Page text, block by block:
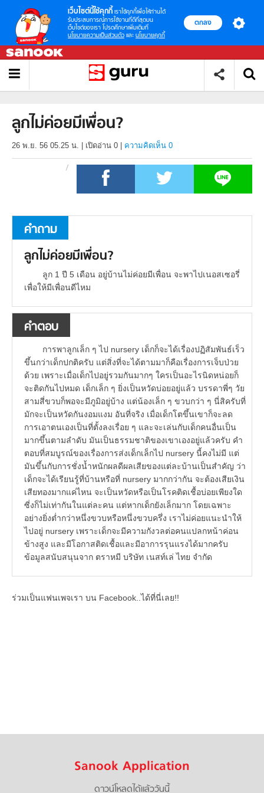
เว็บไซต์นี้ใช้คุกกี้ เราใช้คุกกี้เพื่อให้ท่านได้
รับประสบการณ์การใช้งานที่ดีที่สุดบน
เว็บไซต์ของเรา โปรดศึกษาเพิ่มเติมที่
นโยบายความเป็นส่วนตัว และ นโยบายคุกกี้
ตกลง
ลูกไม่ค่อยมีเพื่อน?
26 พ.ย. 56 05.25 น. เปิดอ่าน 0 ความคิดเห็น 0
คำถาม
ลูกไม่ค่อยมีเพื่อน?
ลูก 1 ปี 5 เดือน อยู่บ้านไม่ค่อยมีเพื่อน จะพาไปเนอสเซอรี่
เพื่อให้มีเพื่อนดีไหม
คำตอบ
การพาลูกเล็ก ๆ ไป nursery เด็กก็จะได้เรื่องปฏิสัมพันธ์เร็ว
ขึ้นกว่าเด็กปกติครับ แต่สิ่งที่จะได้ตามมาก็คือเรื่องการเจ็บป่วย
ด้วย เพราะเมื่อเด็กไปอยู่รวมกันมากๆ ใครเป็นอะไรนิดหน่อยก็
จะติดกันไปหมด เด็กเล็ก ๆ ยิ่งเป็นหวัดบ่อยอยู่แล้ว บรรดาพี่ๆ วัย
สามสี่ขวบก็พอจะมีภูมิอยู่บ้าง แต่น้องเล็ก ๆ ขวบกว่า ๆ นี่สิครับที่
มักจะเป็นหวัดกันงอมแงม อันที่จริง เมื่อเด็กโตขึ้นเขาก็จะลด
การเอาตนเองเป็นที่ตั้งลงเรื่อย ๆ และจะเล่นกับเด็กคนอื่นเป็น
มากขึ้นตามลำดับ มันเป็นธรรมชาติของเขาเองอยู่แล้วครับ คำ
ตอบที่สมบูรณ์ของเรื่องการส่งเด็กเล็กไป nursery นี้คงไม่มี แต่
มันขึ้นกับการชั่งน้ำหนักผลดีผลเสียของแต่ละบ้านเป็นสำคัญ ว่า
เด็กจะได้เรียนรู้ที่บ้านหรือที่ nursery มากกว่ากัน จะต้องเสียเงิน
เสียทองมากแค่ไหน จะเป็นหวัดหรือเป็นโรคติดเชื้อบ่อยเพียงใด
ซี่งก็ไม่เท่ากันในแต่ละคน แต่หากเด็กยังเล็กมาก โดยเฉพาะ
อย่างยิ่งต่ำกว่าหนึ่งขวบหรือหนึ่งขวบครึ่ง เราไม่ค่อยแนะนำให้
ไปอยู่ nursery เพราะเด็กจะมีความกังวลต่อคนแปลกหน้าค่อน
ข้างสูง และมีโอกาสติดเชื้อและมีอาการรุนแรงได้มากครับ
ข้อมูลสนับสนุนจาก ตราหมี บริษัท เนสท์เล่ ไทย จำกัด
ร่วมเป็นแฟนเพจเรา บน Facebook..ได้ที่นี่เลย!!
Sanook Application
ดาวน์โหลดได้แล้ววันนี้